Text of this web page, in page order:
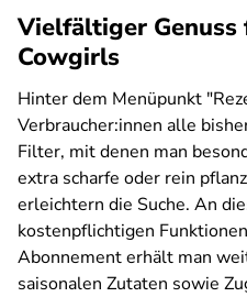
Vielfältiger Genuss
Cowgirls
Hinter dem Menüpunkt
Verbraucher:innen alle
Filter, mit denen man
extra scharfe oder rein
erleichtern die Suche. An
kostenpflichtigen
Abonnement erhält man
saisonalen Zutaten sowie